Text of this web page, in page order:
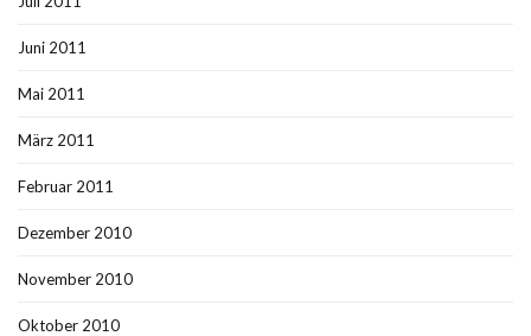
Juni 2011
Mai 2011
März 2011
Februar 2011
Dezember 2010
November 2010
Oktober 2010